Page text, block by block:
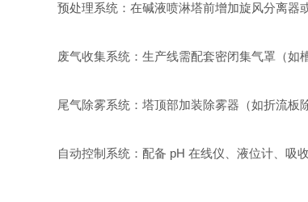
预处理系统：在碱液喷淋塔前增加旋风分离器
废气收集系统：生产线需配套密闭集气罩（如
尾气除雾系统：塔顶部加装除雾器（如折流板
自动控制系统：配备 pH 在线仪、液位计、吸